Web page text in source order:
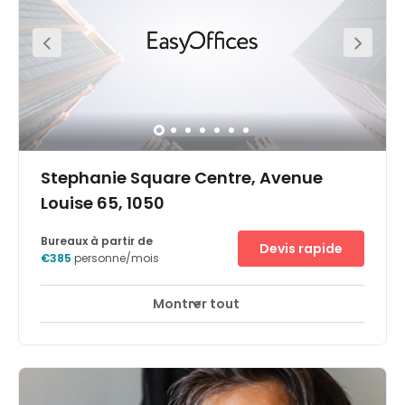
especially for businesses anticipating international
clients. The immediate area is filled with public interest
hot spots can explore and enjoy outside of work.
Stephanie Square Centre, Avenue
Louise 65, 1050
Centre-ville
Louise au centre de Bruxelles. Cette zone accueille de
nombreux bureaux haut de gamme. Les tribunaux de
Bruxelles sont par exemple à proximité et la tour Louise
Bureaux à partir de
€385 personne/mois
Devis rapide
Montrer tout